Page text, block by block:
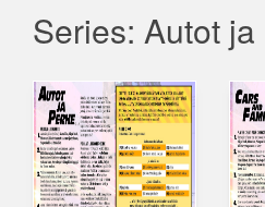
Series: Autot ja